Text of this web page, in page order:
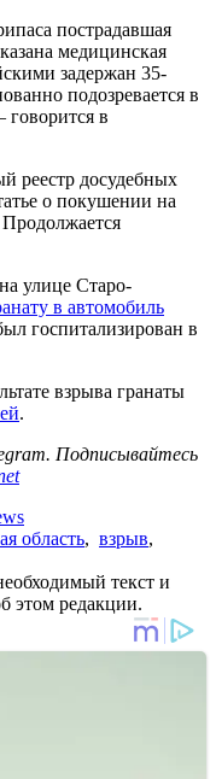
пострадавшая
медицинская
задержан 35-
подозревается в
говорится в
реестр досудебных
о покушении на
улице Старо-
в автомобиль
госпитализирован в
взрыва гранаты
.
Подписывайтесь
область, взрыв,
текст и
этом редакции.